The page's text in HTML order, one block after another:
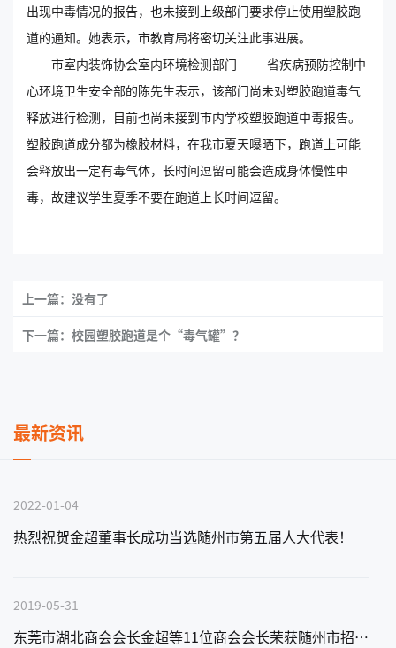
出现中毒情况的报告，也未接到上级部门要求停止使用塑胶跑
道的通知。她表示，市教育局将密切关注此事进展。
市室内装饰协会室内环境检测部门———省疾病预防控制中
心环境卫生安全部的陈先生表示，该部门尚未对塑胶跑道毒气
释放进行检测，目前也尚未接到市内学校塑胶跑道中毒报告。
塑胶跑道成分都为橡胶材料，在我市夏天曝晒下，跑道上可能
会释放出一定有毒气体，长时间逗留可能会造成身体慢性中
毒，故建议学生夏季不要在跑道上长时间逗留。
上一篇：没有了
下一篇：校园塑胶跑道是个“毒气罐”？
最新资讯
2022-01-04
热烈祝贺金超董事长成功当选随州市第五届人大代表！
2019-05-31
东莞市湖北商会会长金超等11位商会会长荣获随州市招商大使称号